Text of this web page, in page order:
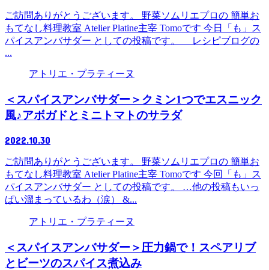
ご訪問ありがとうございます。 野菜ソムリエプロの 簡単お
もてなし料理教室 Atelier Platine主宰 Tomoです 今日「も」ス
パイスアンバサダー としての投稿です。 レシピブログの
...
アトリエ・プラティーヌ
＜スパイスアンバサダー＞クミン1つでエスニック
風♪アボガドとミニトマトのサラダ
2022.10.30
ご訪問ありがとうございます。 野菜ソムリエプロの 簡単お
もてなし料理教室 Atelier Platine主宰 Tomoです 今回「も」ス
パイスアンバサダー としての投稿です。 …他の投稿もいっ
ぱい溜まっているわ（涙） &...
アトリエ・プラティーヌ
＜スパイスアンバサダー＞圧力鍋で！スペアリブ
とビーツのスパイス煮込み